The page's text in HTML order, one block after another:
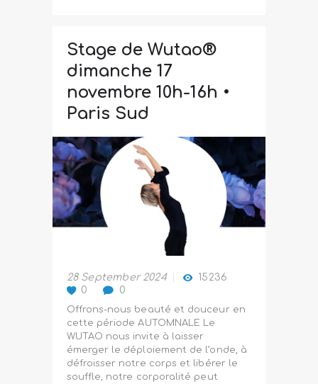
Stage de Wutao®
dimanche 17
novembre 10h-16h •
Paris Sud
28 September 2024
15236
0
0
Offrons-nous beauté et douceur en
cette période AUTOMNALE Le
WUTAO nous invite à laisser
émerger le déploiement de l’onde, à
défroisser notre corps et libérer le
souffle, notre corporalité peut